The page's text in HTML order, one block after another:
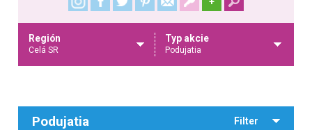
Región
Celá SR
Typ akcie
Podujatia
Podujatia Filter